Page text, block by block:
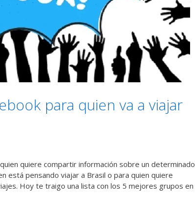
para quien va a viajar
quiere compartir información sobre un determinado
está pensando viajar a Brasil o para quien quiere
Hoy te traigo una lista con los 5 mejores grupos en